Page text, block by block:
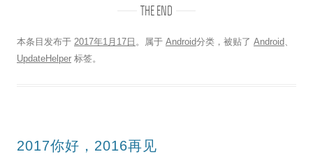
THE END
本条目发布于 2017年1月17日 。属于 Android分类，被贴了 Android、
UpdateHelper 标签。
2017你好，2016再见